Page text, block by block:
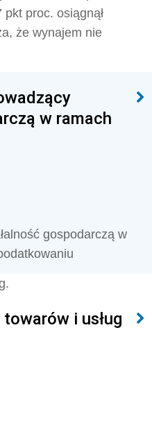
proc. osiągnął
że wynajem nie
w ramach
gospodarczą w
i usług